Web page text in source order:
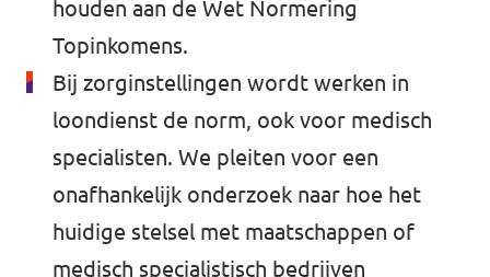
met meer dan 23.000 leden in 31 landen.
Volt Europa website
Alle Volt landen
houden aan de Wet Normering
Topinkomens.
Bij zorginstellingen wordt werken in
loondienst de norm, ook voor medisch
specialisten. We pleiten voor een
onafhankelijk onderzoek naar hoe het
huidige stelsel met maatschappen of
medisch specialistisch bedrijven